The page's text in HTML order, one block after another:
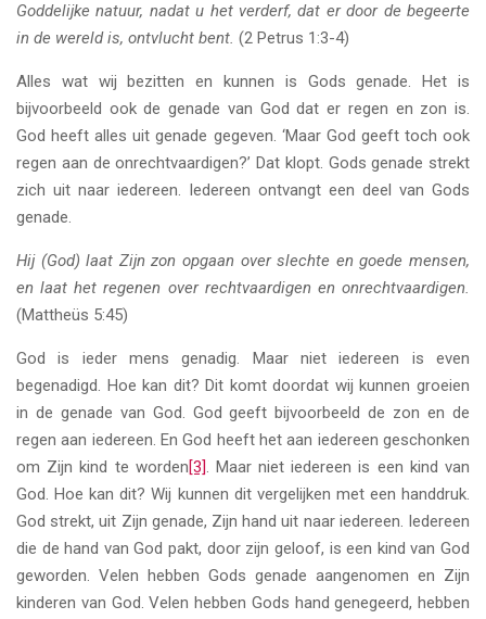
Goddelijke natuur, nadat u het verderf, dat er door de begeerte
in de wereld is, ontvlucht bent. (2 Petrus 1:3-4)
Alles wat wij bezitten en kunnen is Gods genade. Het is
bijvoorbeeld ook de genade van God dat er regen en zon is.
God heeft alles uit genade gegeven. ‘Maar God geeft toch ook
regen aan de onrechtvaardigen?’ Dat klopt. Gods genade strekt
zich uit naar iedereen. Iedereen ontvangt een deel van Gods
genade.
Hij (God) laat Zijn zon opgaan over slechte en goede mensen,
en laat het regenen over rechtvaardigen en onrechtvaardigen.
(Mattheüs 5:45)
God is ieder mens genadig. Maar niet iedereen is even
begenadigd. Hoe kan dit? Dit komt doordat wij kunnen groeien
in de genade van God. God geeft bijvoorbeeld de zon en de
regen aan iedereen. En God heeft het aan iedereen geschonken
om Zijn kind te worden[3]. Maar niet iedereen is een kind van
God. Hoe kan dit? Wij kunnen dit vergelijken met een handdruk.
God strekt, uit Zijn genade, Zijn hand uit naar iedereen. Iedereen
die de hand van God pakt, door zijn geloof, is een kind van God
geworden. Velen hebben Gods genade aangenomen en Zijn
kinderen van God. Velen hebben Gods hand genegeerd, hebben